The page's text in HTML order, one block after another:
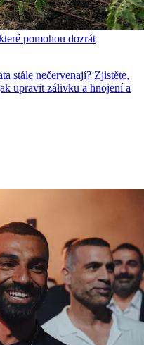
pomohou dozrát
stále nečervenají? Zjistěte,
upravit zálivku a hnojení a